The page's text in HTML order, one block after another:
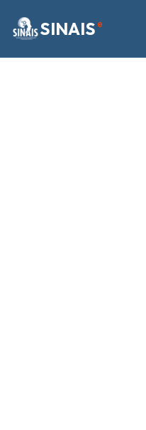
SINAIS ®